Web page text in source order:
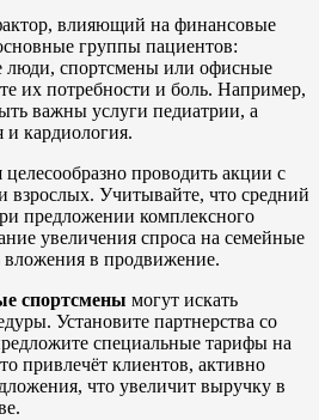
влияющий на финансовые
группы пациентов:
спортсмены или офисные
их потребности и боль. Например,
важны услуги педиатрии, а
кардиология.
целесообразно проводить акции с
взрослых. Учитывайте, что средний
предложении комплексного
увеличения спроса на семейные
в продвижение.
спортсмены могут искать
Установите партнерства со
специальные тарифы на
привлечёт клиентов, активно
что увеличит выручку в